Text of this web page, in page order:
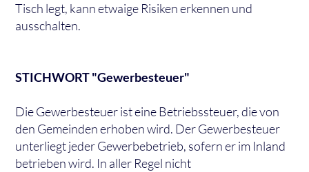
Tisch legt, kann etwaige Risiken erkennen und
ausschalten.
STICHWORT "Gewerbesteuer"
Die Gewerbesteuer ist eine Betriebssteuer, die von
den Gemeinden erhoben wird. Der Gewerbesteuer
unterliegt jeder Gewerbebetrieb, sofern er im Inland
betrieben wird. In aller Regel nicht